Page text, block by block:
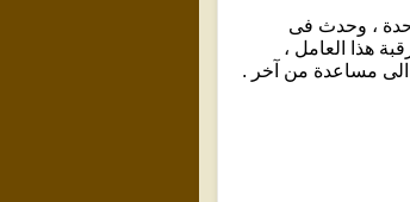
3000 لفة فى الدقيقة الواحدة ، وحدث فى
هذا العامل ،
الى مساعدة من آخر .